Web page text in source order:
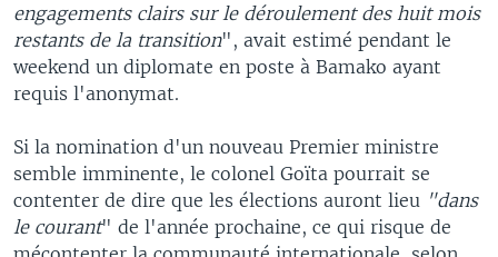
engagements clairs sur le déroulement des huit mois
restants de la transition", avait estimé pendant le
weekend un diplomate en poste à Bamako ayant
requis l'anonymat.
Si la nomination d'un nouveau Premier ministre
semble imminente, le colonel Goïta pourrait se
contenter de dire que les élections auront lieu "dans
le courant" de l'année prochaine, ce qui risque de